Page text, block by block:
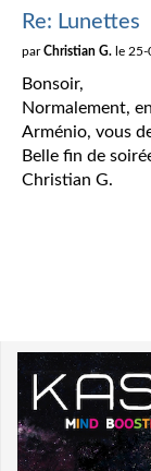
Re: Lunettes
parChristian G. le
Bonsoir,
Normalement,
Arménio, vous
Belle fin de
Christian G.